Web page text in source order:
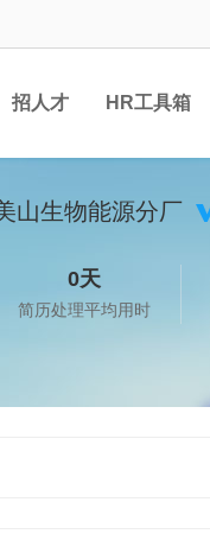
招人才 HR工具箱
山生物能源分厂
0天
简历处理平均用时